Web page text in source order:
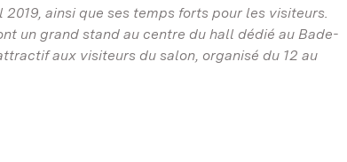
ainsi que ses temps forts pour les visiteurs.
un grand stand au centre du hall dédié au Bade-
aux visiteurs du salon, organisé du 12 au